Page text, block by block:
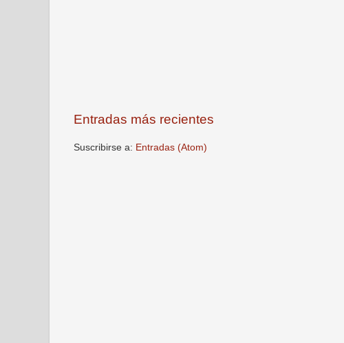
Entradas más recientes
Suscribirse a: Entradas (Atom)